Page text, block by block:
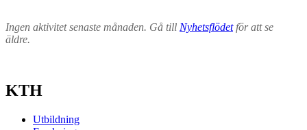
Ingen aktivitet senaste månaden. Gå till Nyhetsflödetför att se
äldre.
KTH
Utbildning